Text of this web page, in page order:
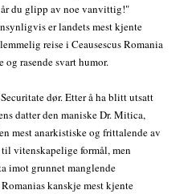
du glipp av noe vanvittig!"
er landets mest kjente
reise i Ceausescus Romania
rasende svart humor.
dør. Etter å ha blitt utsatt
datter den maniske Dr. Mitica,
mest anarkistiske og frittalende av
vitenskapelige formål, men
imot grunnet manglende
kanskje mest kjente